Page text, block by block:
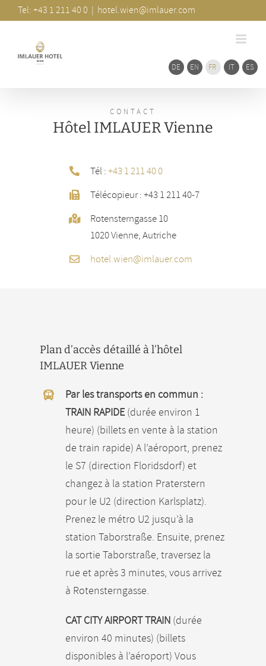
DE EN FR IT ES
to
CONTACT
Hôtel IMLAUER Vienne
Tél :+43 1 211 40 0
Télécopieur : +43 1 211 40-7
Rotensterngasse 10
1020 Vienne, Autriche
hotel.wien@imlauer.com
Plan d’accès détaillé à l’hôtel
IMLAUER Vienne
Par les transports en commun :
TRAIN RAPIDE(durée environ 1
heure) (billets en vente à la station
de train rapide) A l’aéroport, prenez
le S7 (direction Floridsdorf) et
changez à la station Praterstern
pour le U2 (direction Karlsplatz).
Prenez le métro U2 jusqu’à la
station Taborstraße. Ensuite, prenez
la sortie Taborstraße, traversez la
rue et après 3 minutes, vous arrivez
à Rotensterngasse.
CAT CITY AIRPORT TRAIN (durée
environ 40 minutes) (billets
disponibles à l’aéroport) Vous
Zone
Tel: +43 1 211 40 0 | hotel.wien@imlauer.com